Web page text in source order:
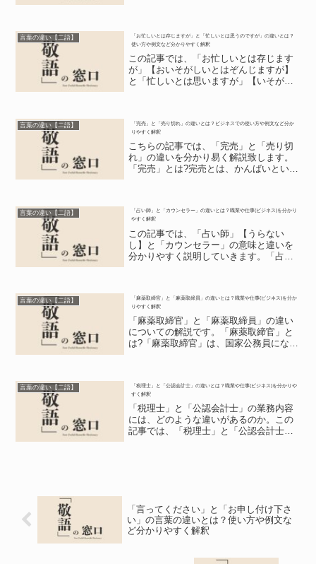
このこ...
言葉の違い【二語】
「お忙しいとは存じますが」と「忙しいとは思うのですが」の違いとは？
使い方や例文など分かりやすく解釈
この記事では、「お忙しいとは存じます
が」【おいそがしいとはぞんじますが】
と「忙しいとは思いますが」【いそがし
ている最中にメールを送る...
言葉の違い【二語】
「完売」と「売り切れ」の違いとは？ビジネスでの使い方や例文など分か
りやすく解釈
こちらの記事では、「完売」と「売り切
れ」の違いを分かり易く解説致します。
「完売」とは?完売とは、かんばいという
った意味の完の漢字に、...
言葉の違い【二語】
「占い師」と「カウンセラー」の違いとは？職業や仕事(ビジネス)を分かり
やすく解釈
この記事では、「占い師」【うらない
し】と「カウンセラー」の意味と違いを
分かりやすく説明していきます。「占い
い、タロットカードや霊視な...
言葉の違い【二語】
「麻薬取締官」と「麻薬取締員」の違いとは？職業や仕事(ビジネス)を分か
りやすく解釈
「麻薬取締官」と「麻薬取締員」の違い
についての解説です。「麻薬取締官」と
は?「麻薬取締官」は、国家公務員にな
でないと「麻薬取締官」へ...
言葉の違い【二語】
「税理士」と「公認会計士」の違いとは？職業や仕事(ビジネス)を分かりや
すく解釈
「税理士」と「公認会計士」の業務内容
には、どのような違いがあるのか。この
記事では、「税理士」と「公認会計士」
「言ってください」と「お申し付け下さ
い」の言葉の違いとは？使い方や例文な
ど分かりやすく解釈